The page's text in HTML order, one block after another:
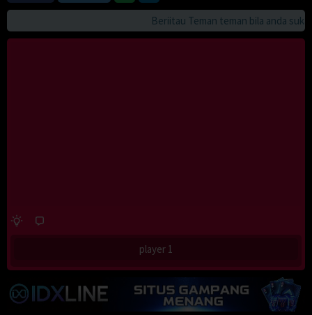
Beriitau Teman teman bila anda suka
player 1